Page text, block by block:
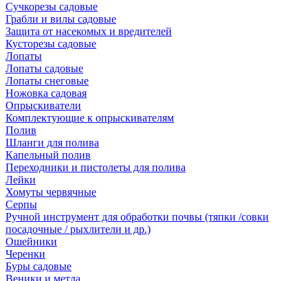
Сучкорезы садовые
Грабли и вилы садовые
Защита от насекомых и вредителей
Кусторезы садовые
Лопаты
Лопаты садовые
Лопаты снеговые
Ножовка садовая
Опрыскиватели
Комплектующие к опрыскивателям
Полив
Шланги для полива
Капельный полив
Переходники и пистолеты для полива
Лейки
Хомуты червячные
Серпы
Ручной инструмент для обработки почвы (тяпки /совки
посадочные / рыхлители и др.)
Ошейники
Черенки
Буры садовые
Веники и метла